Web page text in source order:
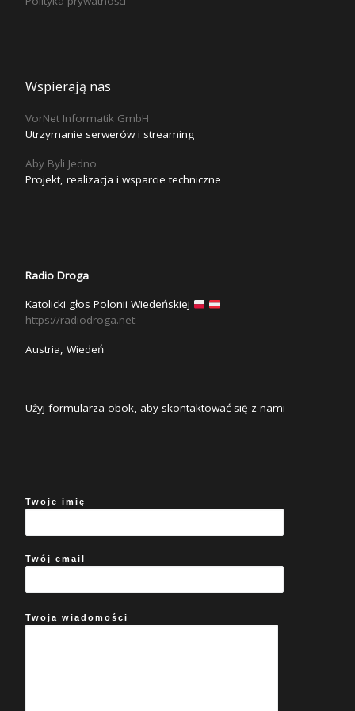
Wspierają nas
VorNet Informatik GmbH
Utrzymanie serwerów i streaming
Aby Byli Jedno
Projekt, realizacja i wsparcie techniczne
Radio Droga
Katolicki głos Polonii Wiedeńskiej
https://radiodroga.net
Austria, Wiedeń
Użyj formularza obok, aby skontaktować się z nami
Twoje imię
Twój email
Twoja wiadomości